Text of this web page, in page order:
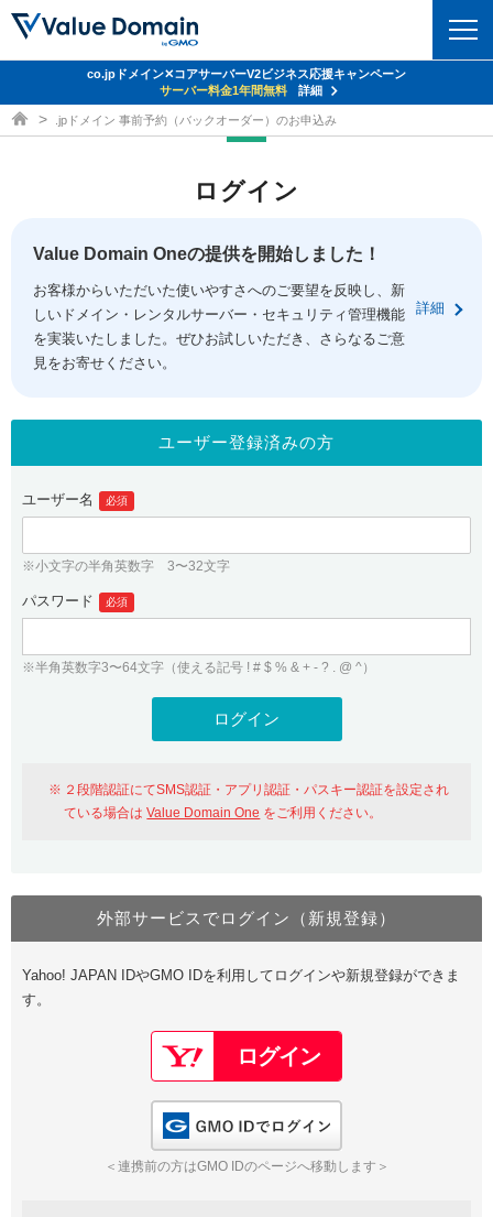
ドメイントップ
ドメイン移管
ドメイン価格一覧
ドメイン一括検索
.jpドメインオークション
gTLDオークション NEW!
.jpドメインバックオーダー
プレミアムドメイン
人気ドメインの種類
WHOIS検索
コアサーバー
バリューサーバー
XREA
セキュリティトップ
Value Domain ネットde診断
SSL証明書
サービストップ
お得意様割引
紹介制度
バリュードメインAPI
ドメイン・ホスティングOEM
facebook
ログイン
従来のバリュードメインをご利用希望の方
Value Domainにログイン
おすすめ One レンタルサーバーを含む最新の機能を使う方
Value Domain Oneにログイン
Google
GMO ID Amazon
※AmazonはValue Domain Oneのログイン画面へ遷移します
ユーザー登録
Value Domain Oneアカウント作成
以下でも登録可能
Google Yahoo!
GMO ID
co.jpドメイン✕コアサーバーV2ビジネス応援キャンペーン
サーバー料金1年間無料
詳細
ドメイン取得ならバリュードメイン
.jpドメイン 事前予約（バックオーダー）のお申込み
ログイン
Value Domain Oneの提供を開始しました！
お客様からいただいた使いやすさへのご要望を反映し、新
しいドメイン・レンタルサーバー・セキュリティ管理機能
を実装いたしました。ぜひお試しいただき、さらなるご意
見をお寄せください。
詳細
ユーザー登録済みの方
ユーザー名 必須
※小文字の半角英数字 3〜32文字
パスワード 必須
※半角英数字3〜64文字（使える記号 ! # $ % & + - ? . @ ^）
２段階認証にてSMS認証・アプリ認証・パスキー認証を設定され
ている場合はValue Domain One をご利用ください。
外部サービスでログイン（新規登録）
Yahoo! JAPAN IDやGMO IDを利用してログインや新規登録ができま
す。
＜連携前の方はGMO IDのページへ移動します＞